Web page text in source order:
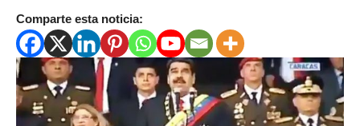
Comparte esta noticia: